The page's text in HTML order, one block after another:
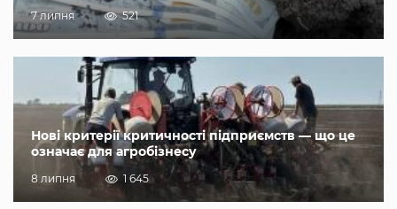
7 липня 521
Нові критерії критичності підприємств — що це
означає для агробізнесу
8 липня 1 645